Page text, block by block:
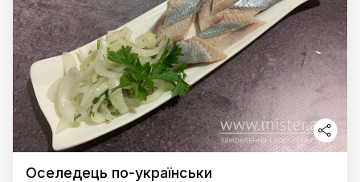
Оселедець по-українськи